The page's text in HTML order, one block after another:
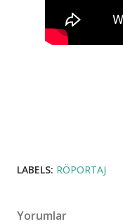
LABELS: RÖPORTAJ
Yorumlar